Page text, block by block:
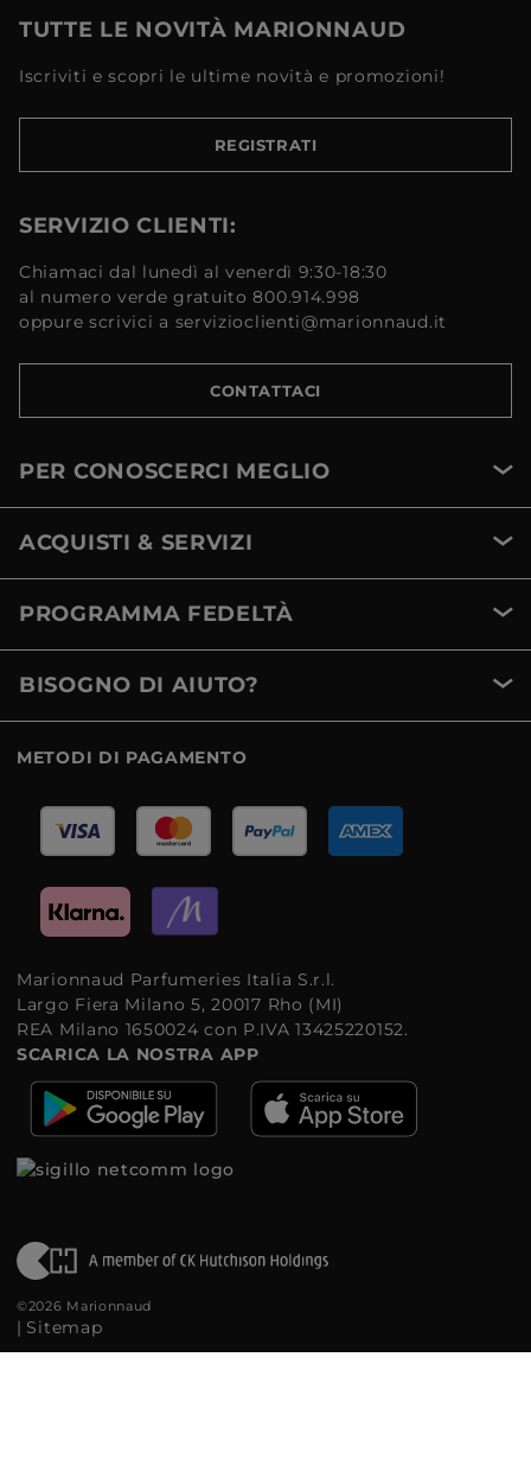
TUTTE LE NOVITÀ MARIONNAUD
Iscriviti e scopri le ultime novità e promozioni!
REGISTRATI
SERVIZIO CLIENTI:
Chiamaci dal lunedì al venerdì 9:30-18:30
al numero verde gratuito 800.914.998
oppure scrivici a servizioclienti@marionnaud.it
CONTATTACI
PER CONOSCERCI MEGLIO
ACQUISTI & SERVIZI
PROGRAMMA FEDELTÀ
BISOGNO DI AIUTO?
METODI DI PAGAMENTO
Marionnaud Parfumeries Italia S.r.l.
Largo Fiera Milano 5, 20017 Rho (MI)
REA Milano 1650024 con P.IVA 13425220152.
SCARICA LA NOSTRA APP
©2026 Marionnaud
| Sitemap